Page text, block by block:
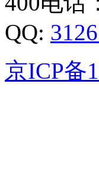
QQ:
京ICP备